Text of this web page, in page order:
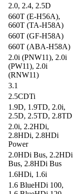
2.0, 2.4, 2.5D
660T (E-H56A),
660T (TA-H58A)
660T (GF-H58A)
660T (ABA-H58A)
2.0i (PNW11), 2.0i
(PW11), 2.0i
(RNW11)
3.1
2.5CDTi
1.9D, 1.9TD, 2.0i,
2.5D, 2.5TD, 2.8TD
2.0i, 2.2HDi,
2.8HDi, 2.8HDi
Power
2.0HDi Bus, 2.2HDi
Bus, 2.8HDi Bus
1.6HDi, 1.6i
1.6 BlueHDi 100,